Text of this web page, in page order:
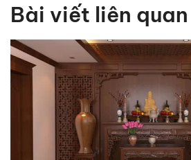
Bài viết liên quan